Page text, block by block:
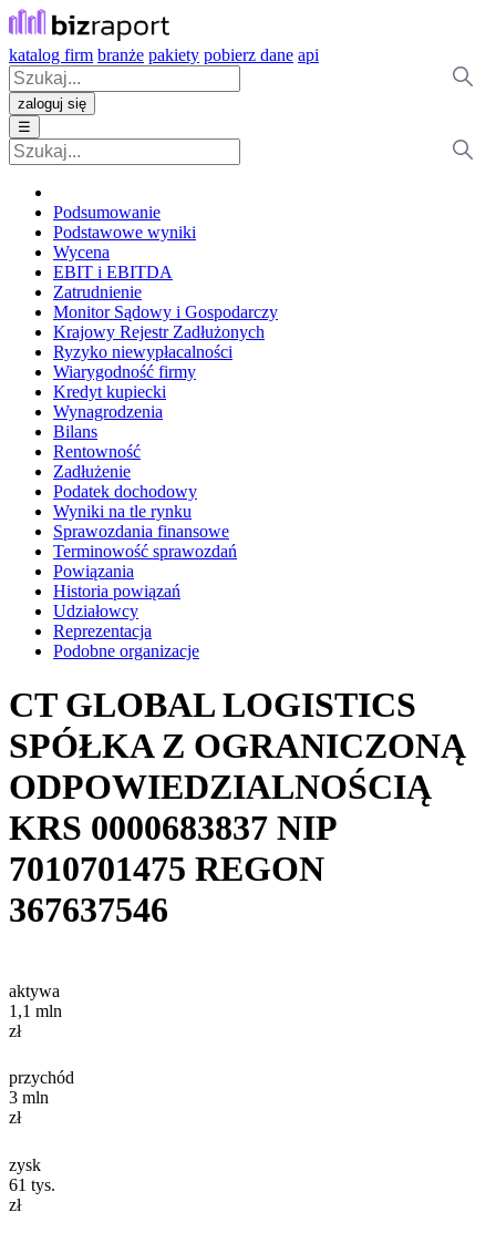
katalog firm branże pakiety pobierz dane api
zaloguj się
☰
Podsumowanie
Podstawowe wyniki
Wycena
EBIT i EBITDA
Zatrudnienie
Monitor Sądowy i Gospodarczy
Krajowy Rejestr Zadłużonych
Ryzyko niewypłacalności
Wiarygodność firmy
Kredyt kupiecki
Wynagrodzenia
Bilans
Rentowność
Zadłużenie
Podatek dochodowy
Wyniki na tle rynku
Sprawozdania finansowe
Terminowość sprawozdań
Powiązania
Historia powiązań
Udziałowcy
Reprezentacja
Podobne organizacje
CT GLOBAL LOGISTICS
SPÓŁKA Z OGRANICZONĄ
ODPOWIEDZIALNOŚCIĄ
KRS 0000683837 NIP
7010701475 REGON
367637546
aktywa
1,1 mln
zł
przychód
3 mln
zł
zysk
61 tys.
zł